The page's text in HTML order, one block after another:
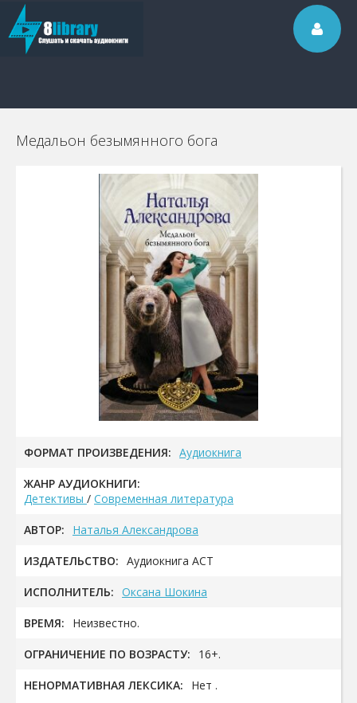
Медальон безымянного бога
ФОРМАТ ПРОИЗВЕДЕНИЯ: Аудиокнига
ЖАНР АУДИОКНИГИ:
Детективы / Современная литература
АВТОР: Наталья Александрова
ИЗДАТЕЛЬСТВО: Аудиокнига АСТ
ИСПОЛНИТЕЛЬ: Оксана Шокина
ВРЕМЯ: Неизвестно.
ОГРАНИЧЕНИЕ ПО ВОЗРАСТУ: 16+.
НЕНОРМАТИВНАЯ ЛЕКСИКА:
Нет .